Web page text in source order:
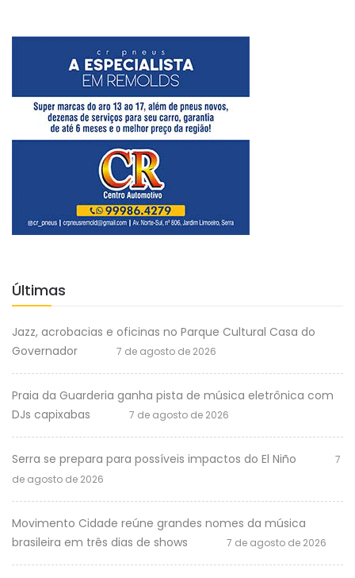
Últimas
Jazz, acrobacias e oficinas no Parque Cultural Casa do
Governador
7 de agosto de 2026
Praia da Guarderia ganha pista de música eletrônica com
DJs capixabas
7 de agosto de 2026
Serra se prepara para possíveis impactos do El Niño
7
de agosto de 2026
Movimento Cidade reúne grandes nomes da música
brasileira em três dias de shows
7 de agosto de 2026